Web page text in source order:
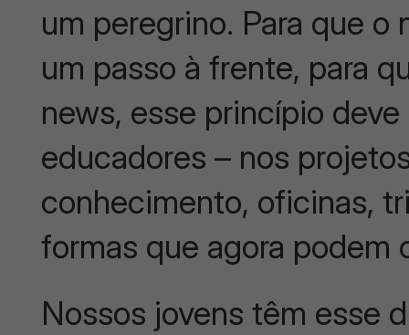
um peregrino. Para que
um passo à frente, para
news, esse princípio
educadores – nos
conhecimento, oficinas,
formas que agora podem
Nossos jovens têm esse